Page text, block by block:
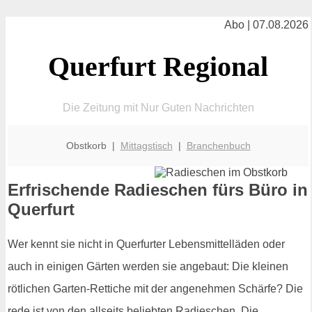
Abo | 07.08.2026
Querfurt Regional
Die Zeitung mit Nur Guten Nachrichten
Obstkorb | Mittagstisch | Branchenbuch
Erfrischende Radieschen fürs Büro in
Querfurt
Wer kennt sie nicht in Querfurter Lebensmittelläden oder
auch in einigen Gärten werden sie angebaut: Die kleinen
rötlichen Garten-Rettiche mit der angenehmen Schärfe? Die